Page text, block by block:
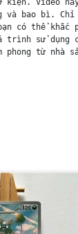
bao bì.
thể khắc
trình sử dụng
phong từ